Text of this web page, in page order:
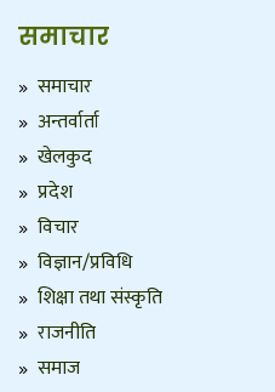
समाचार
समाचार
अन्तर्वार्ता
खेलकुद
प्रदेश
विचार
विज्ञान/प्रविधि
शिक्षा तथा संस्कृति
राजनीति
समाज